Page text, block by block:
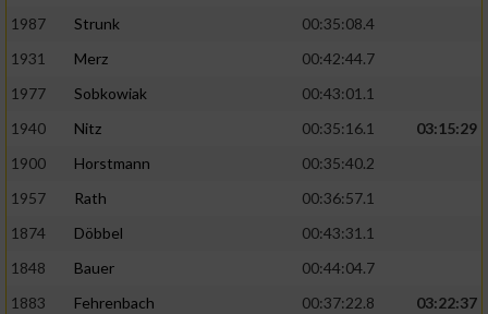
1987
Strunk
00:35:08.4
1931
Merz
00:42:44.7
1977
Sobkowiak
00:43:01.1
1940
Nitz 00:35:16.1
03:15:29
1900
Horstmann
00:35:40.2
1957
Rath
00:36:57.1
1874
Döbbel
00:43:31.1
1848
Bauer
00:44:04.7
1883
Fehrenbach 00:37:22.8
03:22:37